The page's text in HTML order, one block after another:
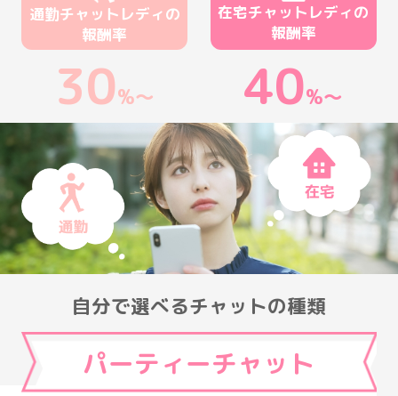
通勤チャットレディの
報酬率
30%〜
在宅チャットレディの
報酬率
40%〜
自分で選べるチャットの種類
パーティーチャット